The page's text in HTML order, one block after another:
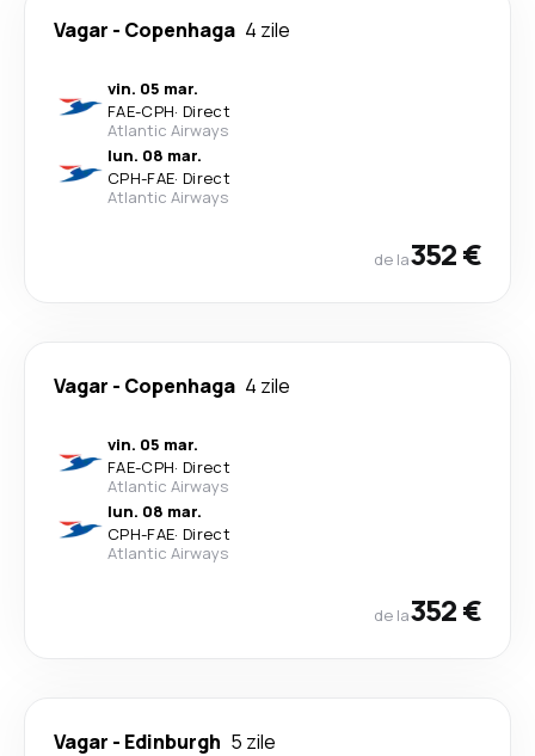
Vagar - Copenhaga 4 zile
vin. 05 mar.
FAE-CPH· Direct
Atlantic Airways
lun. 08 mar.
CPH-FAE· Direct
Atlantic Airways
de la352 €
Vagar - Copenhaga 4 zile
vin. 05 mar.
FAE-CPH· Direct
Atlantic Airways
lun. 08 mar.
CPH-FAE· Direct
Atlantic Airways
de la352 €
Vagar - Edinburgh 5 zile